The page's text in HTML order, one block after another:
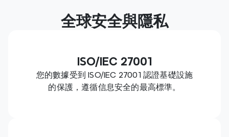
全球安全與隱私
ISO/IEC 27001
您的數據受到 ISO/IEC 27001 認證基礎設施
的保護，遵循信息安全的最高標準。